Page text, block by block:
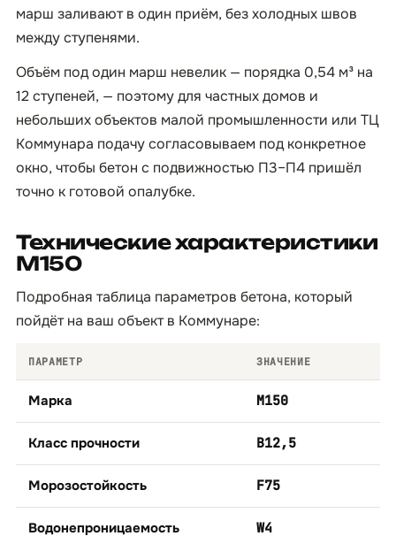
марш заливают в один приём, без холодных швов
между ступенями.
Объём под один марш невелик — порядка 0,54 м³ на
12 ступеней, — поэтому для частных домов и
небольших объектов малой промышленности или ТЦ
Коммунара подачу согласовываем под конкретное
окно, чтобы бетон с подвижностью П3–П4 пришёл
точно к готовой опалубке.
Технические характеристики
М150
Подробная таблица параметров бетона, который
пойдёт на ваш объект в Коммунаре:
ПАРАМЕТР ЗНАЧЕНИЕ
Марка М150
Класс прочности B12,5
Морозостойкость F75
Водонепроницаемость W4